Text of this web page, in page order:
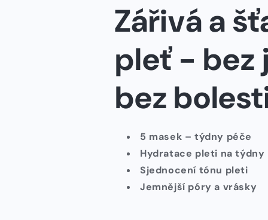
Zářivá a
pleť - bez
bez
5 masek – týdny péče
Hydratace pleti na týdny
Sjednocení tónu pleti
Jemnější póry a vrásky